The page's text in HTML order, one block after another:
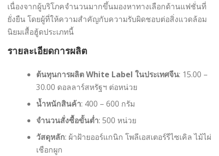
เนื่องจากผู้บริโภคจำนวนมากขึ้นมองหาทางเลือกด้านแฟชั่นที่
ยั่งยืน โดยผู้ที่ให้ความสำคัญกับความรับผิดชอบต่อสิ่งแวดล้อม
นิยมเสื้อฮู้ดประเภทนี้
รายละเอียดการผลิต
ต้นทุนการผลิต White Label ในประเทศจีน: 15.00 –
30.00 ดอลลาร์สหรัฐฯ ต่อหน่วย
น้ำหนักสินค้า: 400 – 600 กรัม
จำนวนสั่งซื้อขั้นต่ำ: 500 หน่วย
วัสดุหลัก: ผ้าฝ้ายออร์แกนิก โพลีเอสเตอร์รีไซเคิล ไม้ไผ่
เชือกผูก